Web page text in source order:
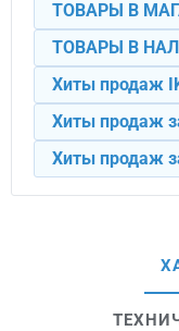
ТОВАРЫ В
ТОВАРЫ В
Хиты продаж
Хиты продаж
Хиты продаж